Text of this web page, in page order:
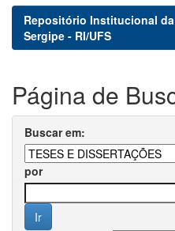
Repositório Institucional
Sergipe - RI/UFS
Página de
Buscar em:
por